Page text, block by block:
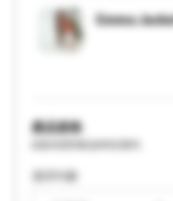
Emma
產品規格
適用年齡